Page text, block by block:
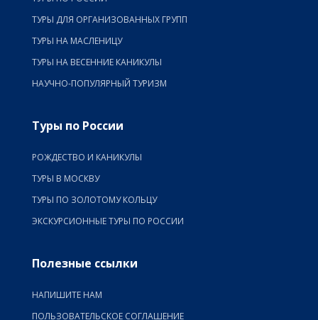
ТУРЫ ДЛЯ ОРГАНИЗОВАННЫХ ГРУПП
ТУРЫ НА МАСЛЕНИЦУ
ТУРЫ НА ВЕСЕННИЕ КАНИКУЛЫ
НАУЧНО-ПОПУЛЯРНЫЙ ТУРИЗМ
Туры по России
РОЖДЕСТВО И КАНИКУЛЫ
ТУРЫ В МОСКВУ
ТУРЫ ПО ЗОЛОТОМУ КОЛЬЦУ
ЭКСКУРСИОННЫЕ ТУРЫ ПО РОССИИ
Полезные ссылки
НАПИШИТЕ НАМ
ПОЛЬЗОВАТЕЛЬСКОЕ СОГЛАШЕНИЕ